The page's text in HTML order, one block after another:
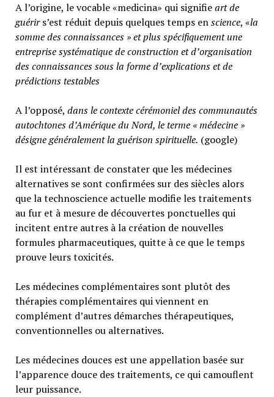
A l’origine, le vocable «medicina» qui signifieart de
guérirs’est réduit depuis quelques temps enscience, «la
somme des connaissances » et plus spécifiquement une
entreprise systématique de construction et d’organisation
des connaissances sous la forme d’explications et de
prédictions testables
A l’opposé, dans le contexte cérémoniel des communautés
autochtones d’Amérique du Nord, le terme « médecine »
désigne généralementla guérison spirituelle. (google)
Il est intéressant de constater que les médecines
alternatives se sont confirmées sur des siècles alors
que la technoscience actuelle modifie les traitements
au fur et à mesure de découvertes ponctuelles qui
incitent entre autres à la création de nouvelles
formules pharmaceutiques, quitte à ce que le temps
prouve leurs toxicités.
Les médecines complémentaires sont plutôt des
thérapies complémentaires qui viennent en
complément d’autres démarches thérapeutiques,
conventionnelles ou alternatives.
Les médecines douces est une appellation basée sur
l’apparence douce des traitements, ce qui camouflent
leur puissance.